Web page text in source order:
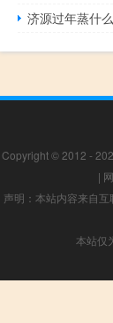
济源过年蒸什
Copyright © 2012 -
|
声明：本站内容来自
本站仅